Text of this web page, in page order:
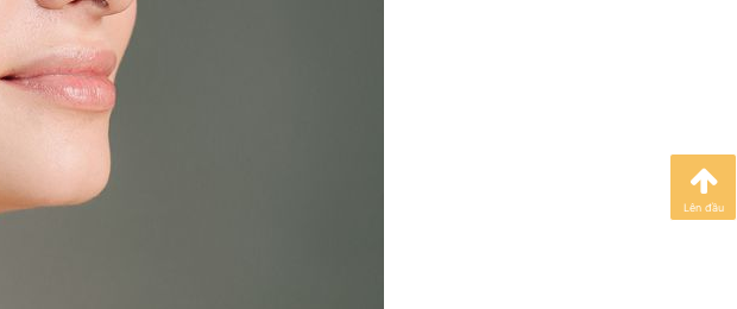
Lên đầu